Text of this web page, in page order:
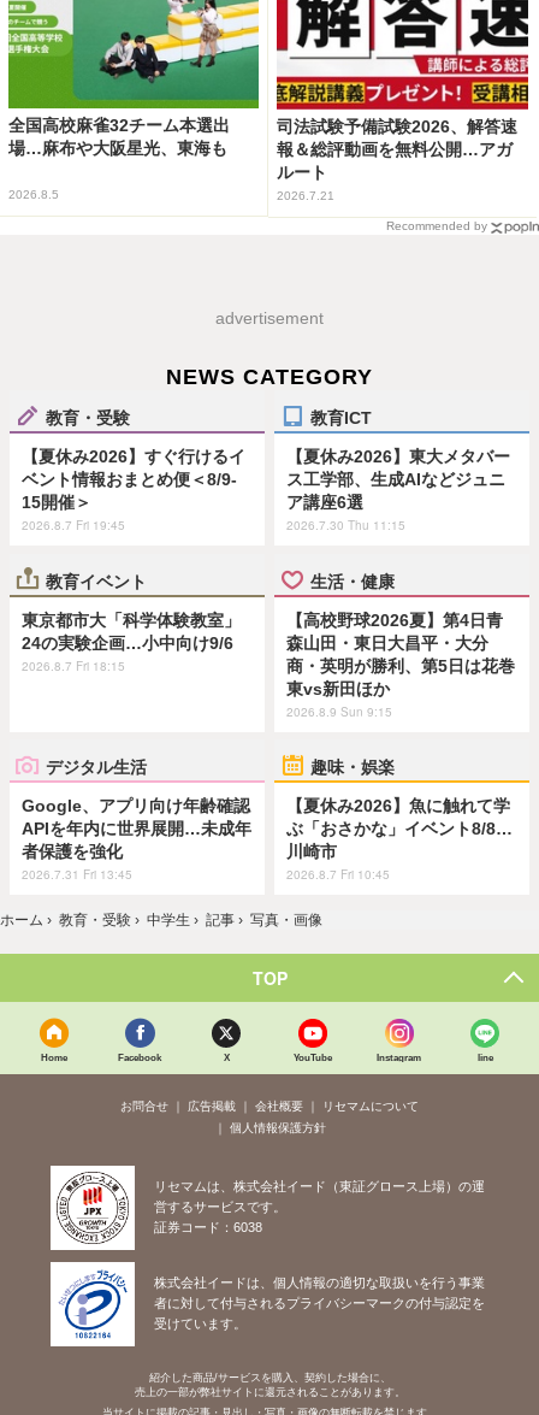
全国高校麻雀32チーム本選出
場…麻布や大阪星光、東海も
2026.8.5
司法試験予備試験2026、解答速
報＆総評動画を無料公開…アガ
ルート
2026.7.21
Recommended by
advertisement
NEWS CATEGORY
教育・受験
【夏休み2026】すぐ行けるイ
ベント情報おまとめ便＜8/9-
15開催＞
2026.8.7 Fri 19:45
教育ICT
【夏休み2026】東大メタバー
ス工学部、生成AIなどジュニ
ア講座6選
2026.7.30 Thu 11:15
教育イベント
東京都市大「科学体験教室」
24の実験企画…小中向け9/6
2026.8.7 Fri 18:15
生活・健康
【高校野球2026夏】第4日青
森山田・東日大昌平・大分
商・英明が勝利、第5日は花巻
東vs新田ほか
2026.8.9 Sun 9:15
デジタル生活
Google、アプリ向け年齢確認
APIを年内に世界展開…未成年
者保護を強化
2026.7.31 Fri 13:45
趣味・娯楽
【夏休み2026】魚に触れて学
ぶ「おさかな」イベント8/8…
川崎市
2026.8.7 Fri 10:45
ホーム › 教育・受験 › 中学生 › 記事 › 写真・画像
TOP
Home Facebook X YouTube Instagram line
お問合せ 広告掲載 会社概要
リセマムについて
個人情報保護方針
リセマムは、株式会社イード（東証グロース上場）の運
営するサービスです。
証券コード：6038
株式会社イードは、個人情報の適切な取扱いを行う事業
者に対して付与されるプライバシーマークの付与認定を
受けています。
紹介した商品/サービスを購入、契約した場合に、
売上の一部が弊社サイトに還元されることがあります。
当サイトに掲載の記事・見出し・写真・画像の無断転載を禁じます。